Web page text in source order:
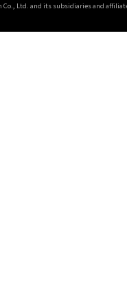
Co., Ltd. and its subsidiaries and